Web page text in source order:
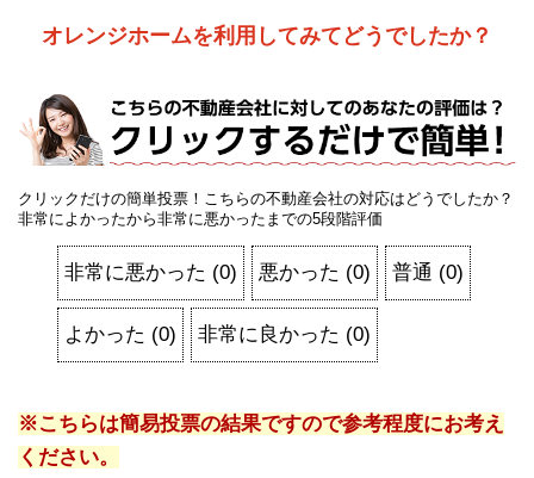
オレンジホームを利用してみてどうでしたか？
クリックだけの簡単投票！こちらの不動産会社の対応はどうでしたか？
非常によかったから非常に悪かったまでの5段階評価
非常に悪かった (0) 悪かった (0) 普通 (0)
よかった (0) 非常に良かった (0)
※こちらは簡易投票の結果ですので参考程度にお考え
ください。